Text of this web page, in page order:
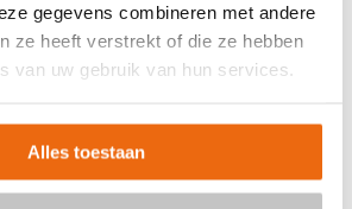
gegevens combineren met andere
ze heeft verstrekt of die ze hebben
van uw gebruik van hun services.
Alles toestaan
en het laten storten op jouw
Sneek? Betoncentraal is de ideale
betrekking tot beton. Neem
of0299 – 820 990. Wil je graag
de mogelijkheden? Ook dan kan je
met ons. Wij zijn je graag van